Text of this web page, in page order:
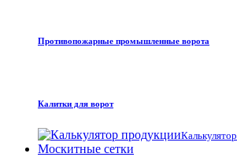
Противопожарные промышленные ворота
Калитки для ворот
Калькулятор
Москитные сетки